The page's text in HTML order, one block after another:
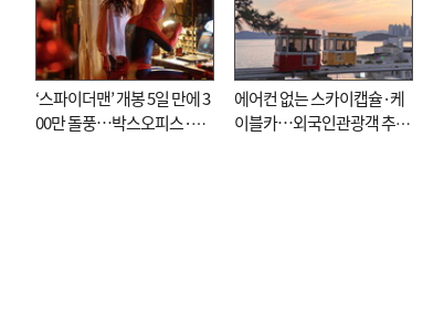
‘스파이더맨’ 개봉 5일 만에 3
00만 돌풍…박스오피스·예
에어컨 없는 스카이캡슐·케
이블카…외국인관광객 추억